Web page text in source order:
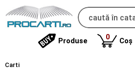
Produse 0produse
Coș
Carti